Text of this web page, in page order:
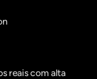
reais com alta